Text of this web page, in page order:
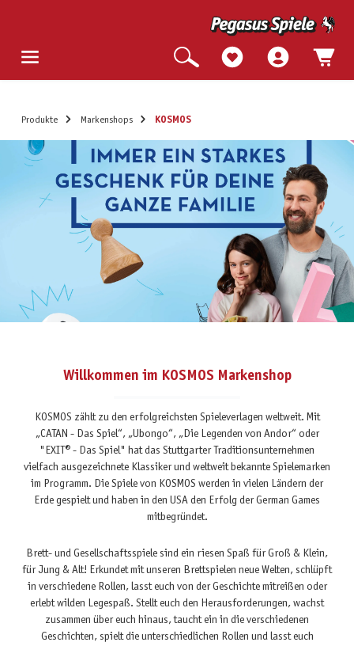
Produkte Markenshops KOSMOS
Willkommen im KOSMOS Markenshop
KOSMOS zählt zu den erfolgreichsten Spieleverlagen weltweit. Mit
„CATAN - Das Spiel“, „Ubongo“, „Die Legenden von Andor“ oder
"EXIT® - Das Spiel" hat das Stuttgarter Traditionsunternehmen
vielfach ausgezeichnete Klassiker und weltweit bekannte Spielemarken
im Programm. Die Spiele von KOSMOS werden in vielen Ländern der
Erde gespielt und haben in den USA den Erfolg der German Games
mitbegründet.
Brett- und Gesellschaftsspiele sind ein riesen Spaß für Groß & Klein,
für Jung & Alt! Erkundet mit unseren Brettspielen neue Welten, schlüpft
in verschiedene Rollen, lasst euch von der Geschichte mitreißen oder
erlebt wilden Legespaß. Stellt euch den Herausforderungen, wachst
zusammen über euch hinaus, taucht ein in die verschiedenen
Geschichten, spielt die unterschiedlichen Rollen und lasst euch